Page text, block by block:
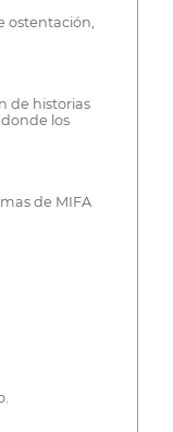
ostentación,
de historias
los
de MIFA